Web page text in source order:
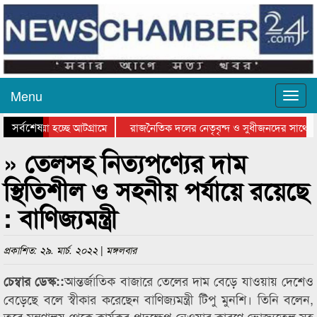
Menu
সর্বশেষ
যাওয়া হচ্ছে আটগ্রামে
রাজনৈতিক দলের নেতৃবৃন্দ ও সুধীজনদের সাথে
পুরস্কার বিতরণ সম্পন্ন
সিলেটে বাংলাদেশ গ্রুপ থিয়েটার ফেডারেশানের
» তেলসহ নিত্যপণ্যের দাম
স্থিতিশীল ও সহনীয় পর্যায়ে রয়েছে
: বাণিজ্যমন্ত্রী
প্রকাশিত: ২৯. মার্চ. ২০২২ | মঙ্গলবার
চেম্বার ডেস্ক::আন্তর্জাতিক বাজারে তেলের দাম বেড়ে যাওয়ায় দেশেও
বেড়েছে বলে স্বীকার করেছেন বাণিজ্যমন্ত্রী টিপু মুনশি। তিনি বলেন,